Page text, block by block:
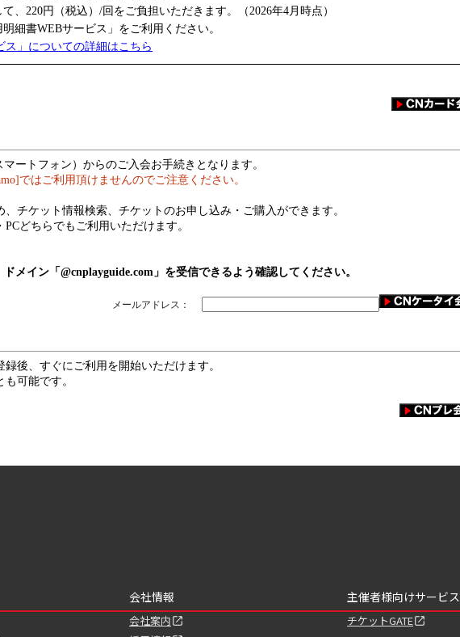
、220円（税込）/回をご負担いただきます。（2026年4月時点）
細書WEBサービス」をご利用ください。
ス」についての詳細はこちら
ートフォン）からのご入会お手続きとなります。
ではご利用頂けませんのでご注意ください。
チケット情報検索、チケットのお申し込み・ご購入ができます。
どちらでもご利用いただけます。
メイン「@cnplayguide.com」を受信できるよう確認してください。
メールアドレス：
後、すぐにご利用を開始いただけます。
可能です。
会社情報
会社案内
主催者様向けサービス
チケットGATE